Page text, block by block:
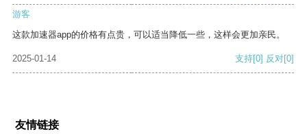
游客
这款加速器app的价格有点贵，可以适当降低一些，这样会更加亲民。
2025-01-14 支持[0] 反对[0]
友情链接